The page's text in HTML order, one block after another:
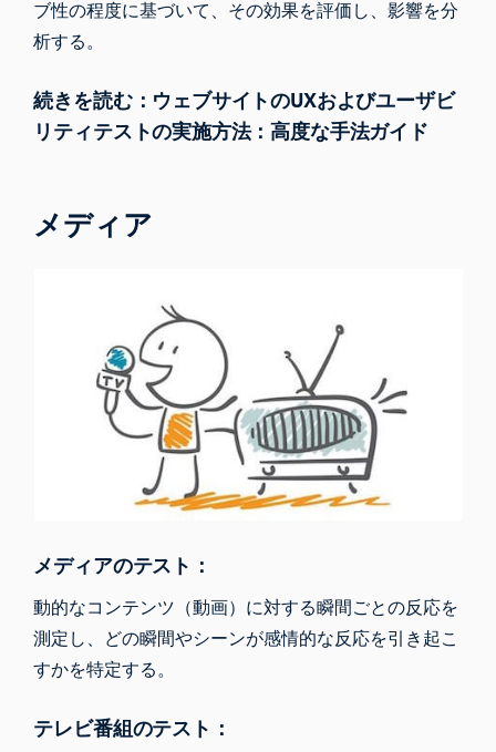
ブ性の程度に基づいて、その効果を評価し、影響を分
析する。
続きを読む：ウェブサイトのUXおよびユーザビ
リティテストの実施方法：高度な手法ガイド
メディア
メディアのテスト：
動的なコンテンツ（動画）に対する瞬間ごとの反応を
測定し、どの瞬間やシーンが感情的な反応を引き起こ
すかを特定する。
テレビ番組のテスト：